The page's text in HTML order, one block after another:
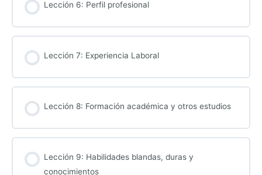
Lección 6: Perfil profesional
Lección 7: Experiencia Laboral
Lección 8: Formación académica y otros estudios
Lección 9: Habilidades blandas, duras y
conocimientos